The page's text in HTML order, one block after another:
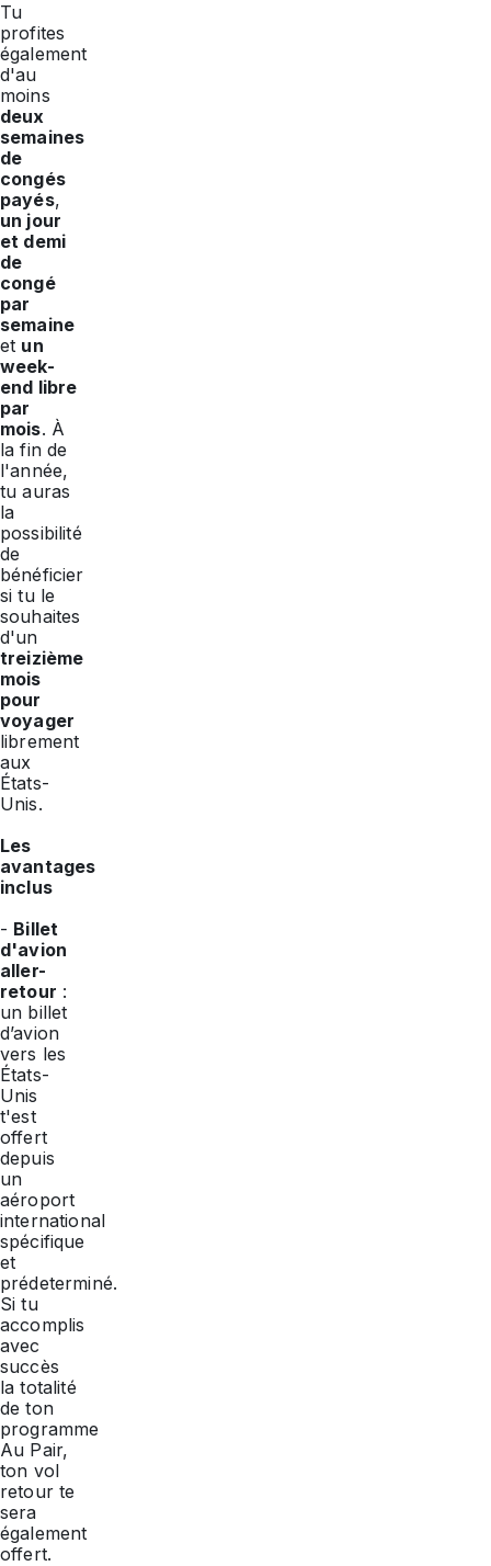
Tu
profites
également
d'au
moins
deux
semaines
de
congés
payés,
un jour
et demi
de
congé
par
semaine
et un
week-
end libre
par
mois. À
la fin de
l'année,
tu auras
la
possibilité
de
bénéficier
si tu le
souhaites
d'un
treizième
mois
pour
voyager
librement
aux
États-
Unis.
Les
avantages
inclus
- Billet
d'avion
aller-
retour :
un billet
d’avion
vers les
États-
Unis
t'est
offert
depuis
un
aéroport
international
spécifique
et
prédeterminé.
Si tu
accomplis
avec
succès
la totalité
de ton
programme
Au Pair,
ton vol
retour te
sera
également
offert.